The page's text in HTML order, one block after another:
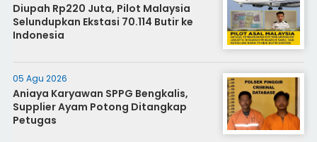
Diupah Rp220 Juta, Pilot Malaysia
Selundupkan Ekstasi 70.114 Butir ke
Indonesia
05 Agu 2026
Aniaya Karyawan SPPG Bengkalis,
Supplier Ayam Potong Ditangkap
Petugas